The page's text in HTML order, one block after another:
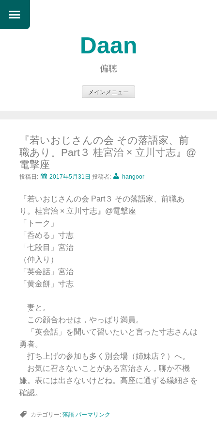
Daan
偏聴
メインメニュー
ン
ツ
へ
ス
ッ
プ
『若いおじさんの会 その落語家、前
職あり。Part３ 桂宮治 × 立川寸志』@
電撃座
投稿日: 2017年5月31日 投稿者: hangoor
『若いおじさんの会 Part３ その落語家、前職あ
り。桂宮治 × 立川寸志』@電撃座
「トーク」
「呑める」寸志
「七段目」宮治
（仲入り）
「英会話」宮治
「黄金餅」寸志
妻と。
この顔合わせは，やっぱり満員。
「英会話」を聞いて習いたいと言った寸志さんは
勇者。
打ち上げの参加も多く別会場（姉妹店？）へ。
お気に召さないことがある宮治さん，聊か不機
嫌。表には出さないけどね。高座に通ずる繊細さを
確認。
カテゴリー: 落語 パーマリンク